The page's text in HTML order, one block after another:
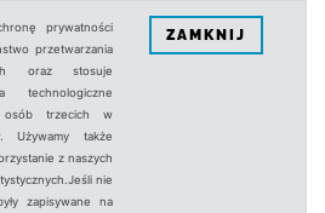
prywatności
przetwarzania
oraz stosuje
technologiczne
osób trzecich w
Używamy także
z naszych
nie
zapisywane na
ZAMKNIJ